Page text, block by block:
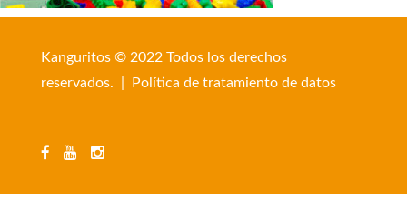
Kanguritos © 2022 Todos los derechos
reservados. |
Política de tratamiento de datos